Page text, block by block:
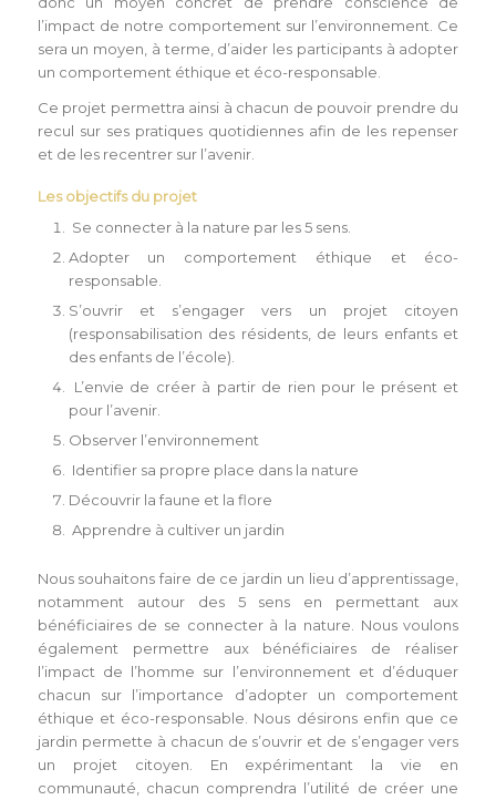
l’impact de notre comportement sur l’environnement. Ce
sera un moyen, à terme, d’aider les participants à adopter
un comportement éthique et éco-responsable.
Ce projet permettra ainsi à chacun de pouvoir prendre du
recul sur ses pratiques quotidiennes afin de les repenser
et de les recentrer sur l’avenir.
Les objectifs du projet
Se connecter à la nature par les 5 sens.
Adopter un comportement éthique et éco-
responsable.
S’ouvrir et s’engager vers un projet citoyen
(responsabilisation des résidents, de leurs enfants et
des enfants de l’école).
L’envie de créer à partir de rien pour le présent et
pour l’avenir.
Observer l’environnement
Identifier sa propre place dans la nature
Découvrir la faune et la flore
Apprendre à cultiver un jardin
Nous souhaitons faire de ce jardin un lieu d’apprentissage,
notamment autour des 5 sens en permettant aux
bénéficiaires de se connecter à la nature. Nous voulons
également permettre aux bénéficiaires de réaliser
l’impact de l’homme sur l’environnement et d’éduquer
chacun sur l’importance d’adopter un comportement
éthique et éco-responsable. Nous désirons enfin que ce
jardin permette à chacun de s’ouvrir et de s’engager vers
un projet citoyen. En expérimentant la vie en
communauté, chacun comprendra l’utilité de créer une